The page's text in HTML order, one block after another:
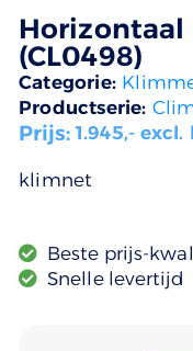
(CL0498)
Categorie:
Productserie:
Prijs:1.945,- excl.
klimnet
Beste prijs-
Snelle levertijd